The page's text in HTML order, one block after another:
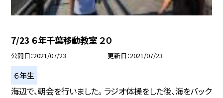
7/23 ６年千葉移動教室 ２０
公開日 2021/07/23 更新日 2021/07/23
６年生
海辺で、朝会を行いました。 ラジオ体操をした後、海をバック